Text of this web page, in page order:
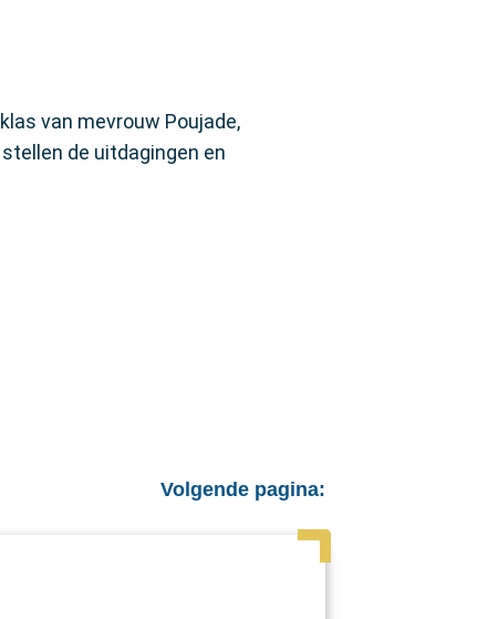
van mevrouw Poujade,
de uitdagingen en
Volgende pagina: